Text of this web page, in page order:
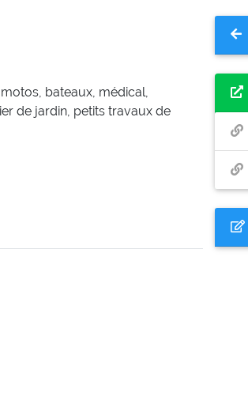
bateaux, médical,
de jardin, petits travaux de